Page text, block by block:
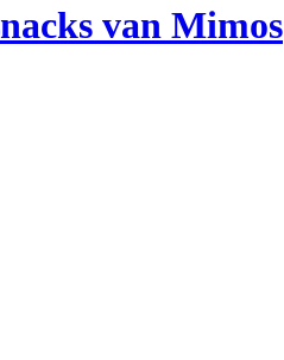
van Mimos